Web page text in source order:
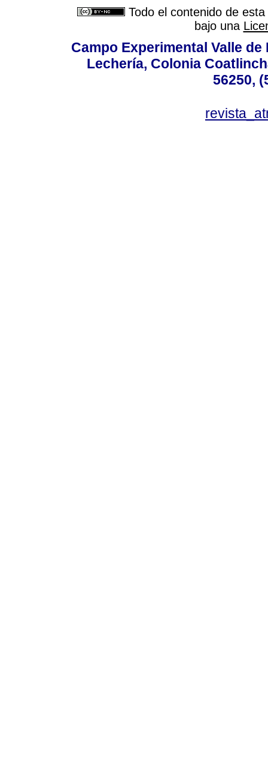
Todo el contenido de
bajo una
Campo Experimental Valle
Lechería, Colonia
56250,